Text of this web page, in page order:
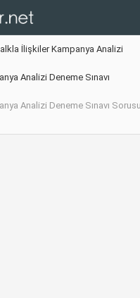
İlişkiler Kampanya Analizi
Analizi Deneme Sınavı
Analizi Deneme Sınavı Sorusu